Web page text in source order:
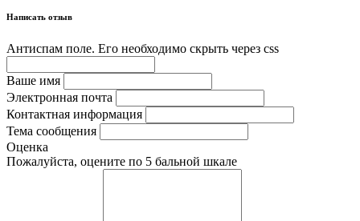
Написать отзыв
Антиспам поле. Его необходимо скрыть через css
Ваше имя
Электронная почта
Контактная информация
Тема сообщения
Оценка
Пожалуйста, оцените по 5 бальной шкале